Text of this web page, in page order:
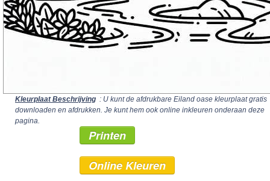
Kleurplaat Beschrijving : U kunt de afdrukbare Eiland oase kleurplaat gratis
downloaden en afdrukken. Je kunt hem ook online inkleuren onderaan deze
pagina.
Printen
Online Kleuren